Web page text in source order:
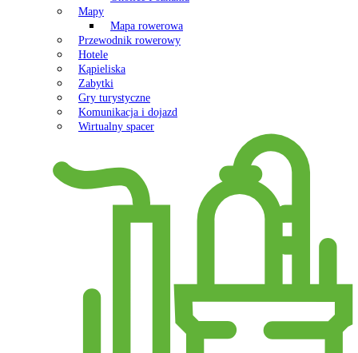
Mapy
Mapa rowerowa
Przewodnik rowerowy
Hotele
Kąpieliska
Zabytki
Gry turystyczne
Komunikacja i dojazd
Wirtualny spacer